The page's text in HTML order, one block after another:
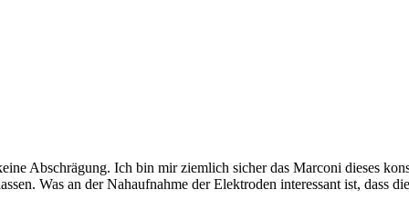
Abschrägung. Ich bin mir ziemlich sicher das Marconi dieses
Was an der Nahaufnahme der Elektroden interessant ist, dass